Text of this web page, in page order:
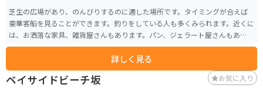
芝生の広場があり、のんびりするのに適した場所です。タイミングが合えば
豪華客船を見ることができます。釣りをしている人も多くみられます。近くに
は、お洒落な家具、雑貨屋さんもあります。パン、ジェラート屋さんもあり、
テイクアウトをして、海を見ながら食べることもできます。
詳しく見る
ベイサイドビーチ坂 お気に入り